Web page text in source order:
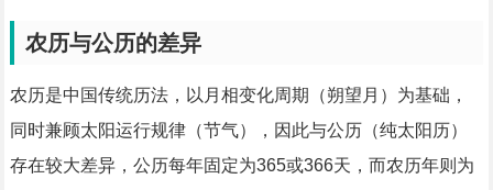
农历与公历的差异
农历是中国传统历法，以月相变化周期（朔望月）为基础，
同时兼顾太阳运行规律（节气），因此与公历（纯太阳历）
存在较大差异，公历每年固定为365或366天，而农历年则为